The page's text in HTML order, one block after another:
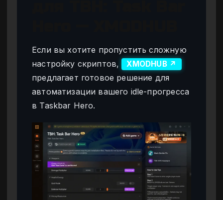
Если вы хотите пропустить сложную
настройку скриптов,
XMODHUB ↗
предлагает готовое решение для
автоматизации вашего idle-прогресса
в Taskbar Hero.